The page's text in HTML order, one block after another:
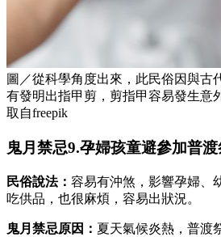
圖／從科學角度出來，此民俗因與古
有發明出指甲剪，剪指甲容易發生意
取自freepik
鬼月禁忌9.孕婦孩童避參加普
民俗說法： 容易有沖煞，影響孕婦、
吃供品，也很麻煩，容易出狀況。
鬼月禁忌原因： 夏天氣候炎熱，普渡